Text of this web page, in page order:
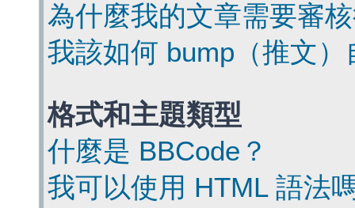
為什麼我的文章需要審
我該如何 bump（推文
格式和主題類型
什麼是 BBCode？
我可以使用 HTML 語法